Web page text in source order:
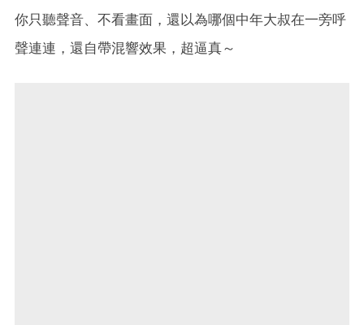
你只聽聲音、不看畫面，還以為哪個中年大叔在一旁呼
聲連連，還自帶混響效果，超逼真～